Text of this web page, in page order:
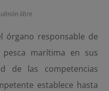
libre
órgano responsable de
marítima en sus
de las competencias
establece hasta